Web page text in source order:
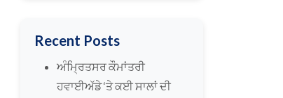
Recent Posts
ਅੰਮ੍ਰਿਤਸਰ ਕੌਮਾਂਤਰੀ
ਹਵਾਈਅੱਡੇ ‘ਤੇ ਕਈ ਸਾਲਾਂ ਦੀ